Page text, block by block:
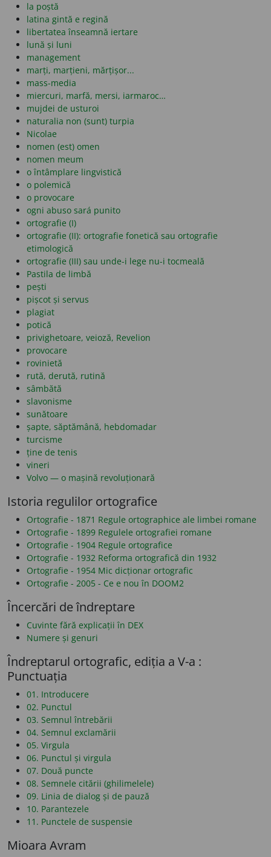
la poștă
latina gintă e regină
libertatea înseamnă iertare
lună și luni
management
marți, marțieni, mărțișor...
mass-media
miercuri, marfă, mersi, iarmaroc…
mujdei de usturoi
naturalia non (sunt) turpia
Nicolae
nomen (est) omen
nomen meum
o întâmplare lingvistică
o polemică
o provocare
ogni abuso sará punito
ortografie (I)
ortografie (II): ortografie fonetică sau ortografie
etimologică
ortografie (III) sau unde-i lege nu-i tocmeală
Pastila de limbă
pești
pișcot și servus
plagiat
potică
privighetoare, veioză, Revelion
provocare
rovinietă
rută, derută, rutină
sâmbătă
slavonisme
sunătoare
șapte, săptămână, hebdomadar
turcisme
ține de tenis
vineri
Volvo — o mașină revoluționară
Istoria regulilor ortografice
Ortografie - 1871 Regule ortographice ale limbei romane
Ortografie - 1899 Regulele ortografiei romane
Ortografie - 1904 Regule ortografice
Ortografie - 1932 Reforma ortografică din 1932
Ortografie - 1954 Mic dicționar ortografic
Ortografie - 2005 - Ce e nou în DOOM2
Încercări de îndreptare
Cuvinte fără explicații în DEX
Numere și genuri
Îndreptarul ortografic, ediția a V-a :
Punctuația
01. Introducere
02. Punctul
03. Semnul întrebării
04. Semnul exclamării
05. Virgula
06. Punctul și virgula
07. Două puncte
08. Semnele citării (ghilimelele)
09. Linia de dialog și de pauză
10. Parantezele
11. Punctele de suspensie
Mioara Avram